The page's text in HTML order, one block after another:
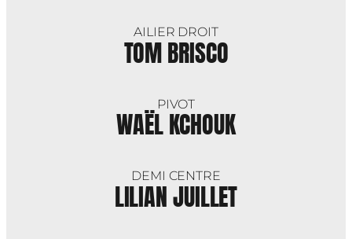
AILIER DROIT
TOM BRISCO
PIVOT
WAËL KCHOUK
DEMI CENTRE
LILIAN JUILLET